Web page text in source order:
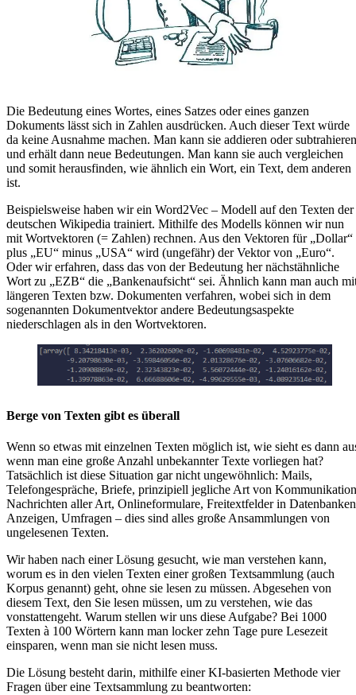
Die Bedeutung eines Wortes, eines Satzes oder eines ganzen
Dokuments lässt sich in Zahlen ausdrücken. Auch dieser Text würde
da keine Ausnahme machen. Man kann sie addieren oder subtrahieren
und erhält dann neue Bedeutungen. Man kann sie auch vergleichen
und somit herausfinden, wie ähnlich ein Wort, ein Text, dem anderen
ist.
Beispielsweise haben wir ein Word2Vec – Modell auf den Texten der
deutschen Wikipedia trainiert. Mithilfe des Modells können wir nun
mit Wortvektoren (= Zahlen) rechnen. Aus den Vektoren für „Dollar“
plus „EU“ minus „USA“ wird (ungefähr) der Vektor von „Euro“.
Oder wir erfahren, dass das von der Bedeutung her nächstähnliche
Wort zu „EZB“ die „Bankenaufsicht“ sei. Ähnlich kann man auch
längeren Texten bzw. Dokumenten verfahren, wobei sich in dem
sogenannten Dokumentvektor andere Bedeutungsaspekte
niederschlagen als in den Wortvektoren.
Berge von Texten gibt es überall
Wenn so etwas mit einzelnen Texten möglich ist, wie sieht es dann
wenn man eine große Anzahl unbekannter Texte vorliegen hat?
Tatsächlich ist diese Situation gar nicht ungewöhnlich: Mails,
Telefongespräche, Briefe, prinzipiell jegliche Art von
Nachrichten aller Art, Onlineformulare, Freitextfelder in
Anzeigen, Umfragen – dies sind alles große Ansammlungen von
ungelesenen Texten.
Wir haben nach einer Lösung gesucht, wie man verstehen kann,
worum es in den vielen Texten einer großen Textsammlung (auch
Korpus genannt) geht, ohne sie lesen zu müssen. Abgesehen von
diesem Text, den Sie lesen müssen, um zu verstehen, wie das
vonstattengeht. Warum stellen wir uns diese Aufgabe? Bei 1000
Texten à 100 Wörtern kann man locker zehn Tage pure Lesezeit
einsparen, wenn man sie nicht lesen muss.
Die Lösung besteht darin, mithilfe einer KI-basierten Methode vier
Fragen über eine Textsammlung zu beantworten: